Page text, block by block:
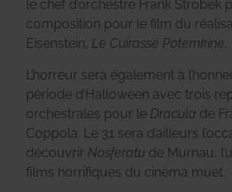
le chef d’orchestre Frank Strobek
composition pour le film du
Eisenstein, Le Cuirassé Potemkine.
L’horreur sera également à
période d’Halloween avec trois
orchestrales pour le Dracula de
Coppola. Le 31 sera d’ailleurs
découvrir Nosferatu de Murnau,
films horrifiques du cinéma muet.